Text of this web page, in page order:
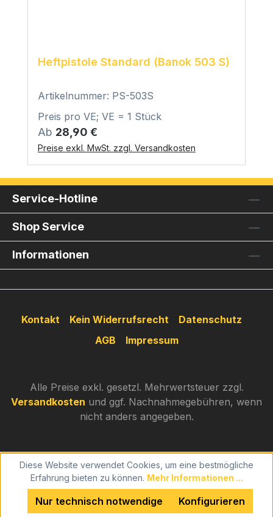
Heftpistole Standard (Banok 503 S)
Artikelnummer: PS-503S
Preis pro VE; VE = 1 Stück
Regulärer Preis:
Ab 28,90 €
Preise exkl. MwSt. zzgl. Versandkosten
Service-Hotline
Shop Service
Informationen
Kontakt Kein Widerrufsrecht
Datenschutz
AGB
Impressum
Alle Preise exkl. gesetzl. Mehrwertsteuer zzgl.
Versandkosten und ggf. Nachnahmegebühren, wenn
nicht anders angegeben.
Diese Website verwendet Cookies, um eine bestmögliche
Erfahrung bieten zu können. Mehr Informationen ...
Nur technisch notwendige Konfigurieren